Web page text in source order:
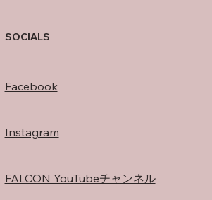
SOCIALS
Facebook
Instagram
FALCON YouTubeチャンネル